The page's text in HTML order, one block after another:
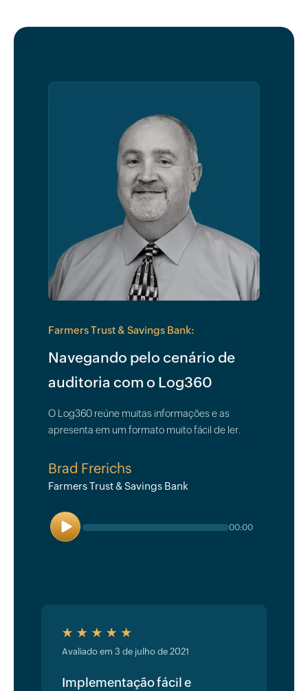
Farmers Trust & Savings Bank:
Navegando pelo cenário de
auditoria com o Log360
O Log360 reúne muitas informações e as
apresenta em um formato muito fácil de ler.
Brad Frerichs
Farmers Trust & Savings Bank
Play 00:00
Avaliado em 3 de julho de 2021
Implementação fácil e